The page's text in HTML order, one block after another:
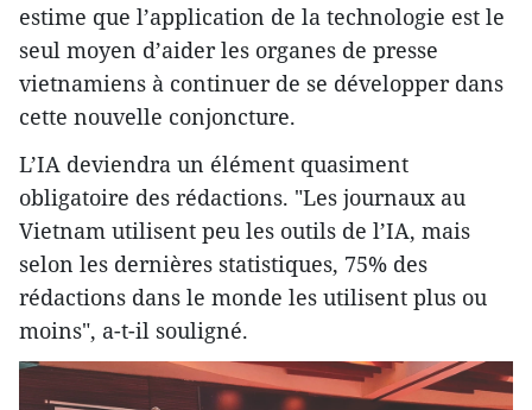
estime que l’application de la technologie est le
seul moyen d’aider les organes de presse
vietnamiens à continuer de se développer dans
cette nouvelle conjoncture.
L’IA deviendra un élément quasiment
obligatoire des rédactions. "Les journaux au
Vietnam utilisent peu les outils de l’IA, mais
selon les dernières statistiques, 75% des
rédactions dans le monde les utilisent plus ou
moins", a-t-il souligné.